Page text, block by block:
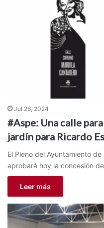
Jul 26, 2024
#Aspe: Una calle
jardín para Ricardo
El Pleno del Ayuntamiento
aprobará hoy la concesión
Leer más